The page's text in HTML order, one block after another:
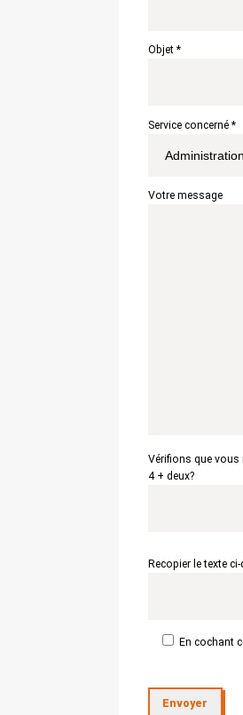
Objet *
Service concerné *
Votre message
Vérifions que
4 + deux?
Recopier le texte
En cochant